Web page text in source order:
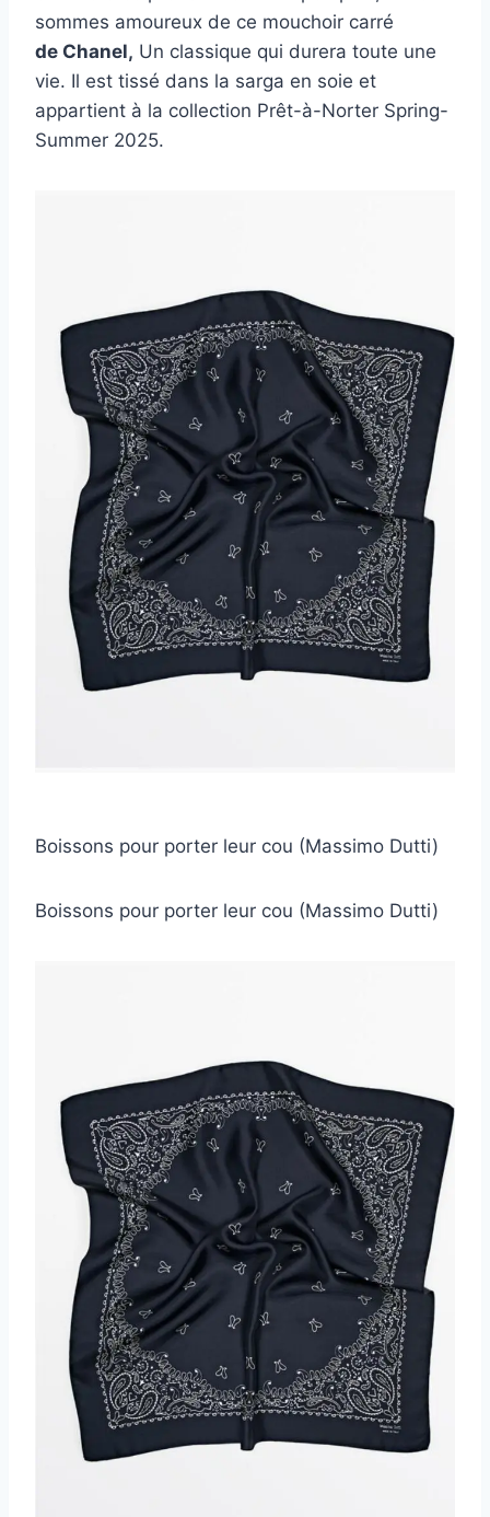
sommes amoureux de ce mouchoir carré
de Chanel, Un classique qui durera toute une
vie. Il est tissé dans la sarga en soie et
appartient à la collection Prêt-à-Norter Spring-
Summer 2025.
Boissons pour porter leur cou (Massimo Dutti)
Boissons pour porter leur cou (Massimo Dutti)